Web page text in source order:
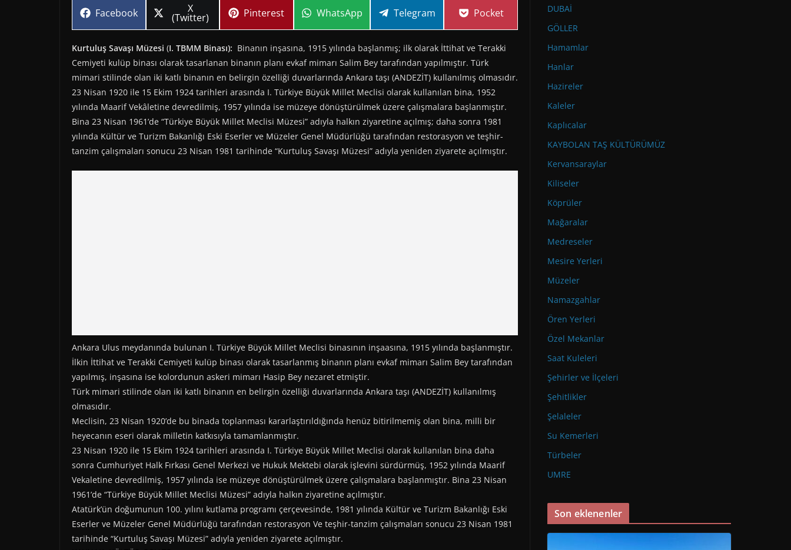
Share
Facebook Share
on
X
(Twitter) Share
Pinterest Share
WhatsApp Share
Telegram Share
Pocket
Kurtuluş Savaşı Müzesi (I. TBMM Binası): Binanın inşasına, 1915 yılında başlanmış; ilk olarak İttihat ve Terakki
Cemiyeti kulüp binası olarak tasarlanan binanın planı evkaf mimarı Salim Bey tarafından yapılmıştır. Türk
mimari stilinde olan iki katlı binanın en belirgin özelliği duvarlarında Ankara taşı (ANDEZİT) kullanılmış olmasıdır.
23 Nisan 1920 ile 15 Ekim 1924 tarihleri arasında I. Türkiye Büyük Millet Meclisi olarak kullanılan bina, 1952
yılında Maarif Vekâletine devredilmiş, 1957 yılında ise müzeye dönüştürülmek üzere çalışmalara başlanmıştır.
Bina 23 Nisan 1961’de “Türkiye Büyük Millet Meclisi Müzesi” adıyla halkın ziyaretine açılmış; daha sonra 1981
yılında Kültür ve Turizm Bakanlığı Eski Eserler ve Müzeler Genel Müdürlüğü tarafından restorasyon ve teşhir-
tanzim çalışmaları sonucu 23 Nisan 1981 tarihinde “Kurtuluş Savaşı Müzesi” adıyla yeniden ziyarete açılmıştır.
Ankara Ulus meydanında bulunan I. Türkiye Büyük Millet Meclisi binasının inşaasına, 1915 yılında başlanmıştır.
İlkin İttihat ve Terakki Cemiyeti kulüp binası olarak tasarlanmış binanın planı evkaf mimarı Salim Bey tarafından
yapılmış, inşasına ise kolordunun askeri mimarı Hasip Bey nezaret etmiştir.
Türk mimari stilinde olan iki katlı binanın en belirgin özelliği duvarlarında Ankara taşı (ANDEZİT) kullanılmış
olmasıdır.
Meclisin, 23 Nisan 1920’de bu binada toplanması kararlaştırıldığında henüz bitirilmemiş olan bina, milli bir
heyecanın eseri olarak milletin katkısıyla tamamlanmıştır.
23 Nisan 1920 ile 15 Ekim 1924 tarihleri arasında I. Türkiye Büyük Millet Meclisi olarak kullanılan bina daha
sonra Cumhuriyet Halk Fırkası Genel Merkezi ve Hukuk Mektebi olarak işlevini sürdürmüş, 1952 yılında Maarif
Vekaletine devredilmiş, 1957 yılında ise müzeye dönüştürülmek üzere çalışmalara başlanmıştır. Bina 23 Nisan
1961’de “Türkiye Büyük Millet Meclisi Müzesi” adıyla halkın ziyaretine açılmıştır.
Atatürk’ün doğumunun 100. yılını kutlama programı çerçevesinde, 1981 yılında Kültür ve Turizm Bakanlığı Eski
Eserler ve Müzeler Genel Müdürlüğü tarafından restorasyon Ve teşhir-tanzim çalışmaları sonucu 23 Nisan 1981
tarihinde “Kurtuluş Savaşı Müzesi” adıyla yeniden ziyarete açılmıştır.
DUBAİ
GÖLLER
Hamamlar
Hanlar
Hazireler
Kaleler
Kaplıcalar
KAYBOLAN TAŞ KÜLTÜRÜMÜZ
Kervansaraylar
Kiliseler
Köprüler
Mağaralar
Medreseler
Mesire Yerleri
Müzeler
Namazgahlar
Ören Yerleri
Özel Mekanlar
Saat Kuleleri
Şehirler ve İlçeleri
Şehitlikler
Şelaleler
Su Kemerleri
Türbeler
UMRE
Son eklenenler